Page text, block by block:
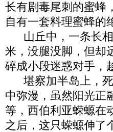
长有剧毒尾刺的蜜蜂
自有一套料理蜜蜂的
山丘中，一条长相
米，没腿没脚，但却
碎成小段迷惑对手，
堪察加半岛上，死
中弥漫，虽然阳光正
等，西伯利亚蝾螈在
之后，这只蝾螈伸了